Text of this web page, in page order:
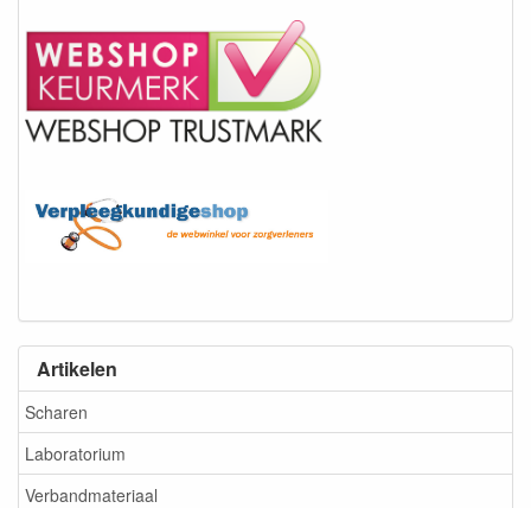
Artikelen
Scharen
Laboratorium
Verbandmateriaal